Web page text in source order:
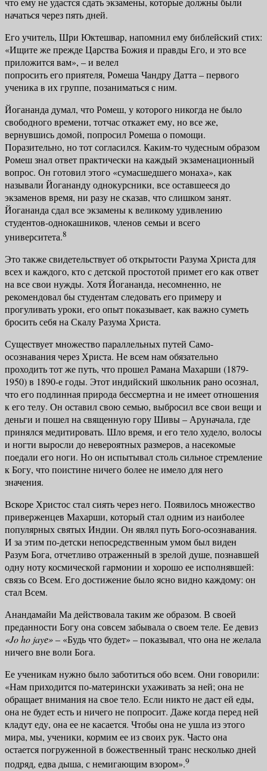
начаться через пять дней.
Его учитель, Шри Юктешвар, напомнил ему библейский стих:
«Ищите же прежде Царства Божия и правды Его, и это все
приложится вам», – и велел
попросить его приятеля, Ромеша Чандру Датта – первого
ученика в их группе, позаниматься с ним.
Йогананда думал, что Ромеш, у которого никогда не было
свободного времени, тотчас откажет ему, но все же,
вернувшись домой, попросил Роме­ша о помощи.
Поразительно, но тот согласился. Каким-то чудесным обра­зом
Ромеш знал ответ практически на каждый экзаменационный
вопрос. Он готовил этого «сумасшедшего монаха», как
называли Йогананду одно­курсники, все оставшееся до
экзаменов время, ни разу не сказав, что слиш­ком занят.
Йогананда сдал все экзамены к великому удивлению
студентов-однокашников, членов семьи и всего
университета.8
Это также свидетельствует об открытости Разума Христа для
всех и каж­дого, кто с детской простотой примет его как ответ
на все свои нужды. Хотя Йогананда, несомненно, не
рекомендовал бы студентам следовать его при­меру и
прогуливать уроки, его опыт показывает, как важно суметь
бросить себя на Скалу Разума Христа.
Существует множество параллельных путей Само-
осознавания через Христа. Не всем нам обязательно
проходить тот же путь, что прошел Рама­на Махарши (1879-
1950) в 1890-е годы. Этот индийский школьник рано осоз­нал,
что его подлинная природа бессмертна и не имеет отношения
к его телу. Он оставил свою семью, выбросил все свои вещи и
деньги и пошел на свя­щенную гору Шивы – Аруначала, где
принялся медитировать. Шло время, и его тело худело, волосы
и ногти выросли до невероятных размеров, а насе­комые
поедали его ноги. Но он испытывал столь сильное стремление
к Богу, что поистине ничего более не имело для него
значения.
Вскоре Христос стал сиять через него. Появилось множество
привер­женцев Махарши, который стал одним из наиболее
популярных святых Индии. Он являл путь Бого-осознавания.
И за этим по-детски непосред­ственным умом был виден
Разум Бога, отчетливо отраженный в зрелой душе, познавшей
одну ноту космической гармонии и хорошо ее исполнявшей:
связь со Всем. Его достижение было ясно видно каждому: он
стал Всем.
Анандамайи Ма действовала таким же образом. В своей
преданности Богу она совсем забывала о своем теле. Ее девиз
«Joho jayе»– «Будь что будет» – показывал, что она не желала
ничего вне воли Бога.
Ее ученикам нужно было заботиться обо всем. Они говорили:
«Нам при­ходится по-матерински ухаживать за ней; она не
обращает внимания на свое тело. Если никто не даст ей еды,
она не будет есть и ничего не попросит. Даже когда перед ней
кладут еду, она ее не касается. Чтобы она не ушла из этого
мира, мы, ученики, кормим ее из своих рук. Часто она
остается погру­женной в божественный транс несколько дней
подряд, едва дыша, с неми­гающим взором».9